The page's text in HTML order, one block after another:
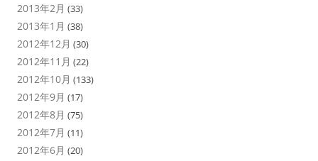
2013年2月 (33)
2013年1月 (38)
2012年12月 (30)
2012年11月 (22)
2012年10月 (133)
2012年9月 (17)
2012年8月 (75)
2012年7月 (11)
2012年6月 (20)